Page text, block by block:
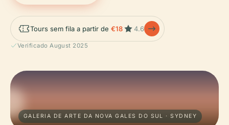
Tours sem fila a partir de €18 4.6
Verificado August 2025
GALERIA DE ARTE DA NOVA GALES DO SUL · SYDNEY